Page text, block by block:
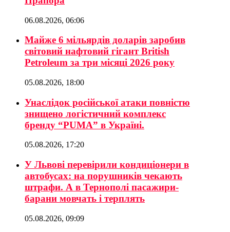
06.08.2026, 06:06
Майже 6 мільярдів доларів заробив
світовий нафтовий гігант British
Petroleum за три місяці 2026 року
05.08.2026, 18:00
Унаслідок російської атаки повністю
знищено логістичний комплекс
бренду “PUMA” в Україні.
05.08.2026, 17:20
У Львові перевірили кондиціонери в
автобусах: на порушників чекають
штрафи. А в Тернополі пасажири-
барани мовчать і терплять
05.08.2026, 09:09